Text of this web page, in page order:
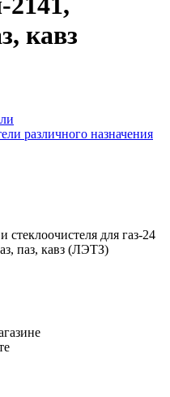
кавз
различного назначения
стеклоочистеля для газ-24
паз, кавз (ЛЭТЗ)